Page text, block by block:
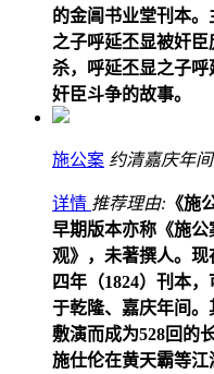
的金阊书业堂刊本
之子呼延丕显被奸
杀，呼延丕显之子
奸臣斗争的故事。
施公案 约清嘉庆年间
详情 推荐理由: 《施
早期版本亦称《施
观》，未著撰人。现
四年（1824）刊本
于乾隆、嘉庆年间
敷演而成为528回的
施仕伦在黄天霸等